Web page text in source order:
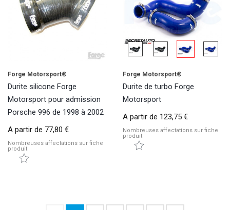
Forge Motorsport®
Durite silicone Forge
Motorsport pour admission
Porsche 996 de 1998 à 2002
A partir de 77,80 €
Nombreuses affectations sur fiche
produit
Forge Motorsport®
Durite de turbo Forge
Motorsport
A partir de 123,75 €
Nombreuses affectations sur fiche
produit